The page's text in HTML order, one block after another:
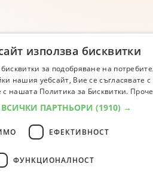
използва бисквитки
за подобряване на
нашия уебсайт, Вие се съгласявате с
с нашата Политика за Бисквитки.
ПАРТНЬОРИ (1910) →
ЕФЕКТИВНОСТ
ФУНКЦИОНАЛНОСТ